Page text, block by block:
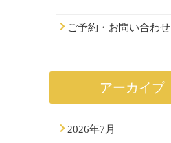
ご予約・お問い合わせ
アーカイブ
2026年7月